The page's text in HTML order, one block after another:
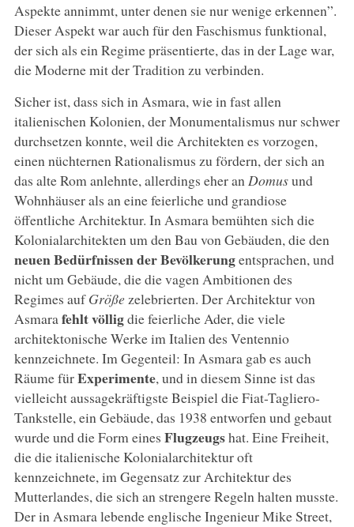
Aspekte annimmt, unter denen sie nur wenige erkennen”.
Dieser Aspekt war auch für den Faschismus funktional,
der sich als ein Regime präsentierte, das in der Lage war,
die Moderne mit der Tradition zu verbinden.
Sicher ist, dass sich in Asmara, wie in fast allen
italienischen Kolonien, der Monumentalismus nur schwer
durchsetzen konnte, weil die Architekten es vorzogen,
einen nüchternen Rationalismus zu fördern, der sich an
das alte Rom anlehnte, allerdings eher an Domusund
Wohnhäuser als an eine feierliche und grandiose
öffentliche Architektur. In Asmara bemühten sich die
Kolonialarchitekten um den Bau von Gebäuden, die den
neuen Bedürfnissen der Bevölkerungentsprachen, und
nicht um Gebäude, die die vagen Ambitionen des
Regimes aufGrößezelebrierten. Der Architektur von
Asmara fehlt völligdie feierliche Ader, die viele
architektonische Werke im Italien des Ventennio
kennzeichnete. Im Gegenteil: In Asmara gab es auch
Räume fürExperimente, und in diesem Sinne ist das
vielleicht aussagekräftigste Beispiel die Fiat-Tagliero-
Tankstelle, ein Gebäude, das 1938 entworfen und gebaut
wurde und die Form eines Flugzeugshat. Eine Freiheit,
die die italienische Kolonialarchitektur oft
kennzeichnete, im Gegensatz zur Architektur des
Mutterlandes, die sich an strengere Regeln halten musste.
Der in Asmara lebende englische Ingenieur Mike Street,